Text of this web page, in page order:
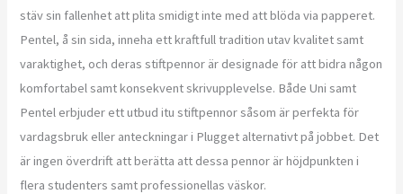
stäv sin fallenhet att plita smidigt inte med att blöda via papperet.
Pentel, å sin sida, inneha ett kraftfull tradition utav kvalitet samt
varaktighet, och deras stiftpennor är designade för att bidra någon
komfortabel samt konsekvent skrivupplevelse. Både Uni samt
Pentel erbjuder ett utbud itu stiftpennor såsom är perfekta för
vardagsbruk eller anteckningar i Plugget alternativt på jobbet. Det
är ingen överdrift att berätta att dessa pennor är höjdpunkten i
flera studenters samt professionellas väskor.